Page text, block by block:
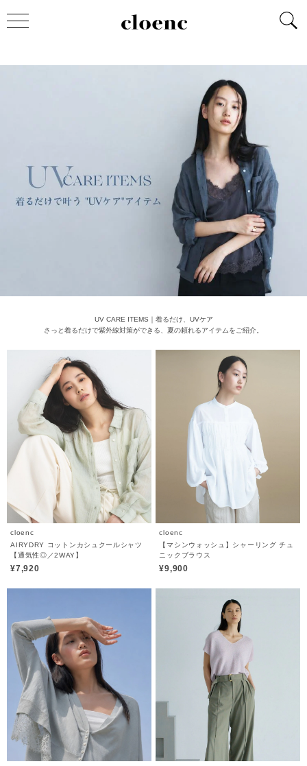
UV CARE ITEMS｜着るだけ、UVケア
さっと着るだけで紫外線対策ができる、夏の頼れるアイテムをご紹介。
cloenc
AIRYDRY コットンカシュクールシャツ
【通気性◎／2WAY】
¥7,920
cloenc
【マシンウォッシュ】シャーリング チュ
ニックブラウス
¥9,900